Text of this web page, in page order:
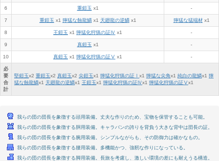
6 重鎧玉 x1 -
7 重鎧玉 x1 獰猛な蝕龍鱗x1 天廻龍の逆鱗x1 獰猛な猛端材x1
8 王鎧玉 x1 獰猛化狩猟の証Ⅳ x1 -
9 真鎧玉 x1 -
10 真鎧玉 x1 獰猛化狩猟の証Ⅴ x1 -
必
要
合
計
堅鎧玉x2 重鎧玉x2 真鎧玉x2 尖鎧玉x1 獰猛化狩猟の証Ⅰ x1 獰猛な尖角x1 純白の龍鱗x1 獰
猛な蝕龍鱗x1 天廻龍の逆鱗x1 王鎧玉x1 獰猛化狩猟の証Ⅳx1 獰猛化狩猟の証Ⅴx1
我らの団の団長を象徴する頭用装備。丈夫な作りのため、宝物を保管することも可能。
我らの団の団長を象徴する胴用装備。キャラバンの誇りを背負う大きな背中は団長の証。
我らの団の団長を象徴する腕用装備。シンプルながらも、その防御力は確かなもの。
我らの団の団長を象徴する腰用装備。多機能かつ、強靭な作りになっている。
我らの団の団長を象徴する脚用装備。長旅を考慮し、激しい環境の差にも耐えうる構造。